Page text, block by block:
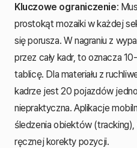
Kluczowe ograniczenie:
prostokąt mozaiki w każdej
się porusza. W nagraniu z
przez cały kadr, to oznacza
tablicę. Dla materiału z
kadrze jest 20 pojazdów
niepraktyczna. Aplikacje
śledzenia obiektów
ręcznej korekty pozycji.